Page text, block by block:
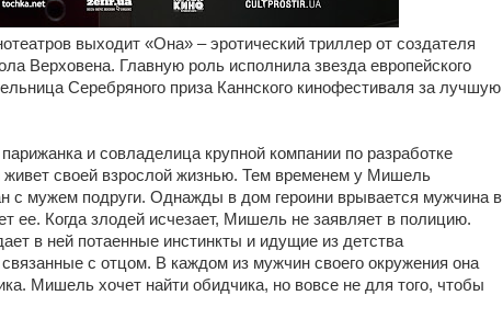
выходит «Она» – эротический триллер от создателя
Верховена. Главную роль исполнила звезда европейского
Серебряного приза Каннского кинофестиваля за лучшую
и совладелица крупной компании по разработке
живет своей взрослой жизнью. Тем временем у Мишель
с мужем подруги. Однажды в дом героини врывается мужчина в
ее. Когда злодей исчезает, Мишель не заявляет в полицию.
в ней потаенные инстинкты и идущие из детства
с отцом. В каждом из мужчин своего окружения она
Мишель хочет найти обидчика, но вовсе не для того, чтобы